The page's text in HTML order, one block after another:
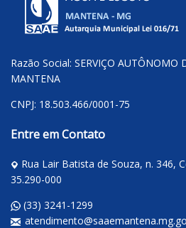
Razão Social: SERVIÇO AUTÔNOMO
MANTENA
CNPJ: 18.503.466/0001-75
Entre em Contato
Rua Lair Batista de Souza, n. 346,
35.290-000
(33) 3241-1299